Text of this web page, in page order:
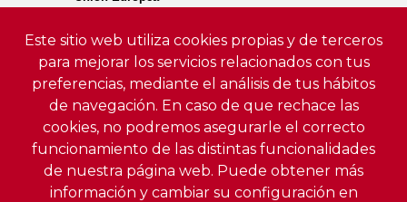
Este sitio web utiliza cookies propias y de terceros
para mejorar los servicios relacionados con tus
preferencias, mediante el análisis de tus hábitos
de navegación. En caso de que rechace las
cookies, no podremos asegurarle el correcto
funcionamiento de las distintas funcionalidades
de nuestra página web. Puede obtener más
información y cambiar su configuración en